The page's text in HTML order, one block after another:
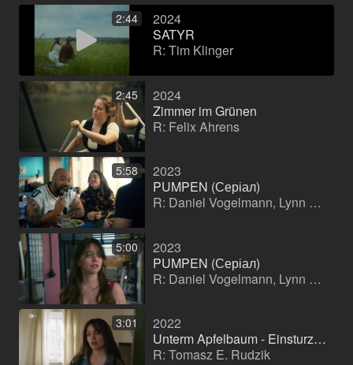
2:44
2024
SATYR
R: Tim Klinger
2:45
2024
Zimmer im Grünen
R: Felix Ahrens
5:58
2023
PUMPEN (Серіал)
R: Daniel Vogelmann, Lynn Oona Baur, Anna Lena Schwing, Maximilian Mundt
5:00
2023
PUMPEN (Серіал)
R: Daniel Vogelmann, Lynn Oona Baur, Anna Lena Schwing, Maximilian Mundt
3:01
2022
Unterm Apfelbaum - Einsturzgefährdet (Телефільм (серія))
R: Tomasz E. Rudzik